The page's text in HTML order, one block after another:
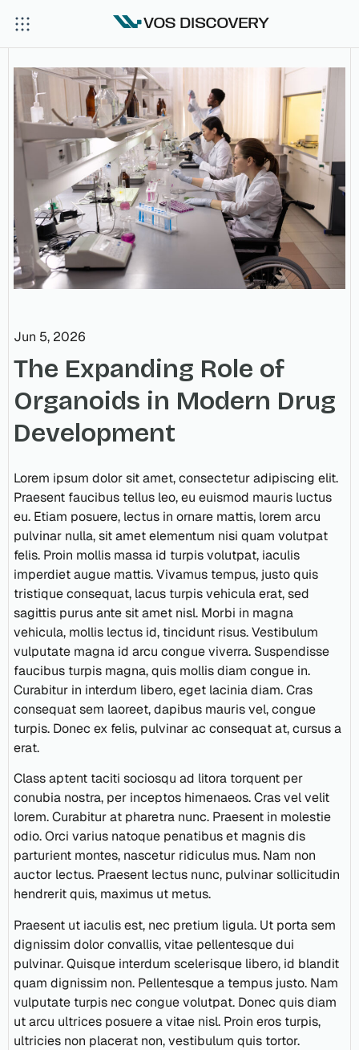
Jun 5, 2026
The Expanding Role of
Organoids in Modern Drug
Development
Lorem ipsum dolor sit amet, consectetur adipiscing elit.
Praesent faucibus tellus leo, eu euismod mauris luctus
eu. Etiam posuere, lectus in ornare mattis, lorem arcu
pulvinar nulla, sit amet elementum nisi quam volutpat
felis. Proin mollis massa id turpis volutpat, iaculis
imperdiet augue mattis. Vivamus tempus, justo quis
tristique consequat, lacus turpis vehicula erat, sed
sagittis purus ante sit amet nisl. Morbi in magna
vehicula, mollis lectus id, tincidunt risus. Vestibulum
vulputate magna id arcu congue viverra. Suspendisse
faucibus turpis magna, quis mollis diam congue in.
Curabitur in interdum libero, eget lacinia diam. Cras
consequat sem laoreet, dapibus mauris vel, congue
turpis. Donec ex felis, pulvinar ac consequat at, cursus a
erat.
Class aptent taciti sociosqu ad litora torquent per
conubia nostra, per inceptos himenaeos. Cras vel velit
lorem. Curabitur at pharetra nunc. Praesent in molestie
odio. Orci varius natoque penatibus et magnis dis
parturient montes, nascetur ridiculus mus. Nam non
auctor lectus. Praesent lectus nunc, pulvinar sollicitudin
hendrerit quis, maximus ut metus.
Praesent ut iaculis est, nec pretium ligula. Ut porta sem
dignissim dolor convallis, vitae pellentesque dui
pulvinar. Quisque interdum scelerisque libero, id blandit
quam dignissim non. Pellentesque a tempus justo. Nam
vulputate turpis nec congue volutpat. Donec quis diam
ut arcu ultrices posuere a vitae nisl. Proin eros turpis,
ultricies non placerat non, vestibulum quis tortor.